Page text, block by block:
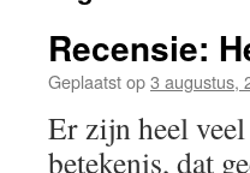
Recensie:
Geplaatst op3 augustus,
Er zijn heel
betekenis, dat